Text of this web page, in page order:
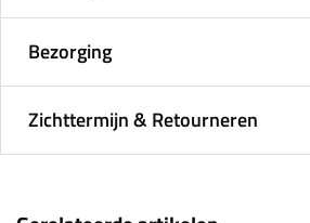
Bezorging
Zichttermijn & Retourneren